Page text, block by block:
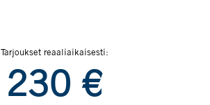
Tarjoukset reaaliaikaisesti:
230 €